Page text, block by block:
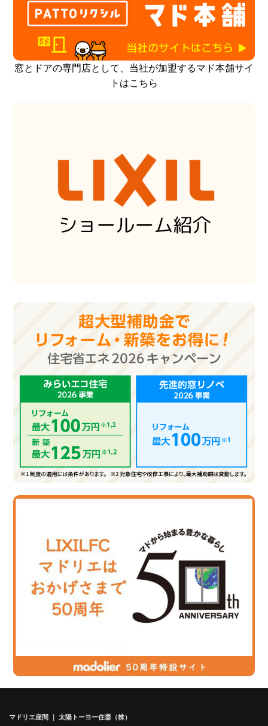
窓とドアの専門店として、当社が加盟するマド本舗サイ
トはこちら
マドリエ座間 ｜ 太陽トーヨー住器（株）